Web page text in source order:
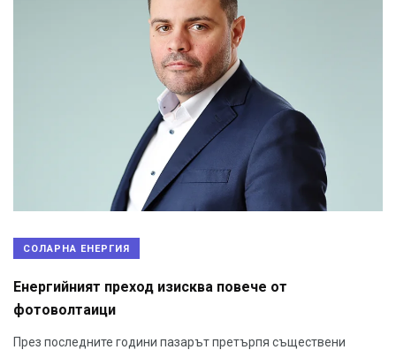
СОЛАРНА ЕНЕРГИЯ
Енергийният преход изисква повече от
фотоволтаици
През последните години пазарът претърпя съществени